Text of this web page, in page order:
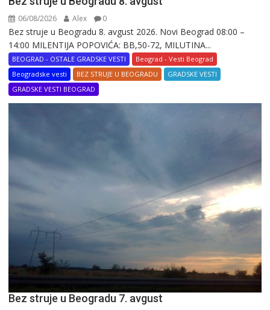
06/08/2026 Alex 0
Bez struje u Beogradu 8. avgust 2026. Novi Beograd 08:00 –
14:00 MILENTIJA POPOVIĆA: BB,50-72, MILUTINA...
BEOGRAD - OSTALE GRADSKE VESTI
Beograd - Vesti Beograd
Beogradske vesti
BEZ STRUJE U BEOGRADU
GRADSKE VESTI
GRADSKE VESTI BEOGRAD
Bez struje u Beogradu 7. avgust